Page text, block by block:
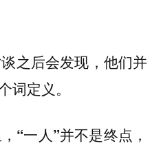
之后会发现，他们并
词定义。
“一人”并不是终点，